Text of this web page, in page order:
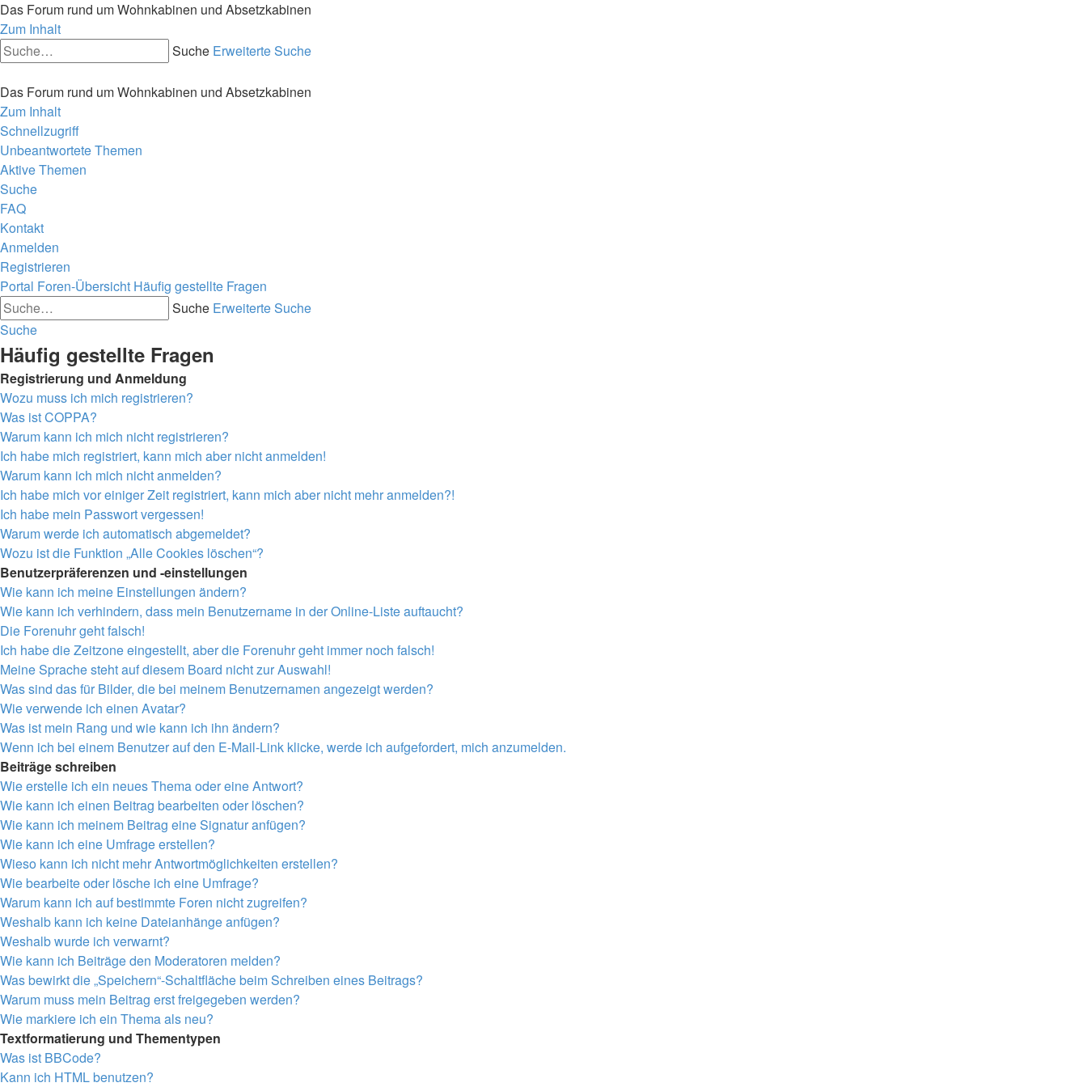
Das Forum rund um Wohnkabinen und Absetzkabinen
Zum Inhalt
Suche Erweiterte Suche
Das Forum rund um Wohnkabinen und Absetzkabinen
Zum Inhalt
Schnellzugriff
Unbeantwortete Themen
Aktive Themen
Suche
FAQ
Kontakt
Anmelden
Registrieren
Portal Foren-Übersicht Häufig gestellte Fragen
Suche Erweiterte Suche
Suche
Häufig gestellte Fragen
Registrierung und Anmeldung
Wozu muss ich mich registrieren?
Was ist COPPA?
Warum kann ich mich nicht registrieren?
Ich habe mich registriert, kann mich aber nicht anmelden!
Warum kann ich mich nicht anmelden?
Ich habe mich vor einiger Zeit registriert, kann mich aber nicht mehr anmelden?!
Ich habe mein Passwort vergessen!
Warum werde ich automatisch abgemeldet?
Wozu ist die Funktion „Alle Cookies löschen“?
Benutzerpräferenzen und -einstellungen
Wie kann ich meine Einstellungen ändern?
Wie kann ich verhindern, dass mein Benutzername in der Online-Liste auftaucht?
Die Forenuhr geht falsch!
Ich habe die Zeitzone eingestellt, aber die Forenuhr geht immer noch falsch!
Meine Sprache steht auf diesem Board nicht zur Auswahl!
Was sind das für Bilder, die bei meinem Benutzernamen angezeigt werden?
Wie verwende ich einen Avatar?
Was ist mein Rang und wie kann ich ihn ändern?
Wenn ich bei einem Benutzer auf den E-Mail-Link klicke, werde ich aufgefordert, mich anzumelden.
Beiträge schreiben
Wie erstelle ich ein neues Thema oder eine Antwort?
Wie kann ich einen Beitrag bearbeiten oder löschen?
Wie kann ich meinem Beitrag eine Signatur anfügen?
Wie kann ich eine Umfrage erstellen?
Wieso kann ich nicht mehr Antwortmöglichkeiten erstellen?
Wie bearbeite oder lösche ich eine Umfrage?
Warum kann ich auf bestimmte Foren nicht zugreifen?
Weshalb kann ich keine Dateianhänge anfügen?
Weshalb wurde ich verwarnt?
Wie kann ich Beiträge den Moderatoren melden?
Was bewirkt die „Speichern“-Schaltfläche beim Schreiben eines Beitrags?
Warum muss mein Beitrag erst freigegeben werden?
Wie markiere ich ein Thema als neu?
Textformatierung und Thementypen
Was ist BBCode?
Kann ich HTML benutzen?